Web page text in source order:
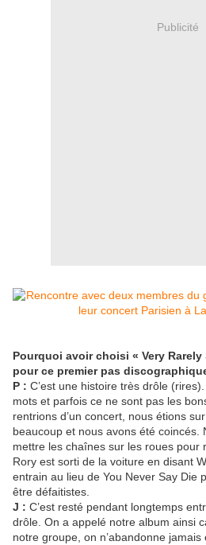
Publicité
Pourquoi avoir choisi « Very Rarely
pour ce premier pas
P : C’est une histoire très drôle
mots et parfois ce ne sont pas les
rentrions d’un concert, nous étions
beaucoup et nous avons été coincés.
mettre les chaînes sur les roues pour
Rory est sorti de la voiture en disant
entrain au lieu de You Never Say Die
être défaitistes.
J : C’est resté pendant longtemps
drôle. On a appelé notre album ainsi
notre groupe, on n’abandonne